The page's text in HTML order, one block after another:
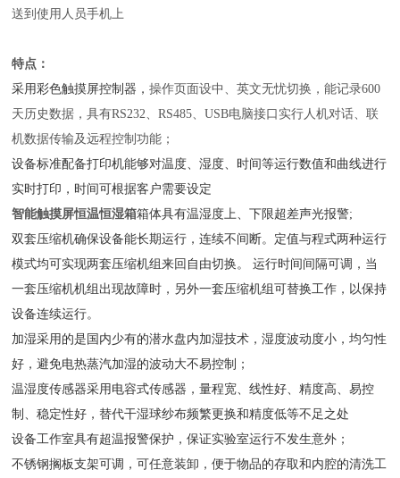
送到使用人员手机上
特点：
采用彩色触摸屏控制器，操作页面设中、英文无忧切换，能记录600
天历史数据，具有RS232、RS485、USB电脑接口实行人机对话、联
机数据传输及远程控制功能；
设备标准配备打印机能够对温度、湿度、时间等运行数值和曲线进行
实时打印，时间可根据客户需要设定
智能触摸屏恒温恒湿箱箱体具有温湿度上、下限超差声光报警;
双套压缩机确保设备能长期运行，连续不间断。定值与程式两种运行
模式均可实现两套压缩机组来回自由切换。 运行时间间隔可调，当
一套压缩机机组出现故障时，另外一套压缩机组可替换工作，以保持
设备连续运行。
加湿采用的是国内少有的潜水盘内加湿技术，湿度波动度小，均匀性
好，避免电热蒸汽加湿的波动大不易控制；
温湿度传感器采用电容式传感器，量程宽、线性好、精度高、易控
制、稳定性好，替代干湿球纱布频繁更换和精度低等不足之处
设备工作室具有超温报警保护，保证实验室运行不发生意外；
不锈钢搁板支架可调，可任意装卸，便于物品的存取和内腔的清洗工